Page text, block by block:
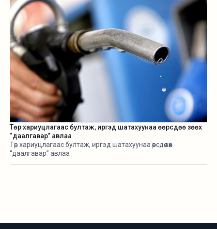
Төр хариуцлагаас бултаж, иргэд шатахуунаа өөрсдөө зөөх
“даалгавар” авлаа
Төр хариуцлагаас бултаж, иргэд шатахуунаа өөрсдөө зөөх
“даалгавар” авлаа